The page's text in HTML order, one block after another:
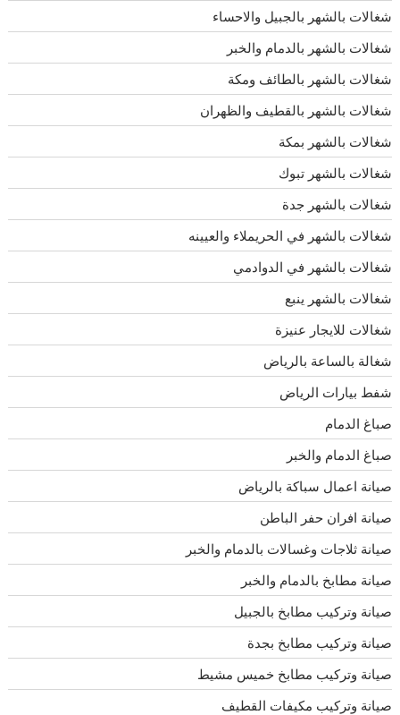
شغالات بالشهر بالجبيل والاحساء
شغالات بالشهر بالدمام والخبر
شغالات بالشهر بالطائف ومكة
شغالات بالشهر بالقطيف والظهران
شغالات بالشهر بمكة
شغالات بالشهر تبوك
شغالات بالشهر جدة
شغالات بالشهر في الحريملاء والعيينه
شغالات بالشهر في الدوادمي
شغالات بالشهر ينبع
شغالات للايجار عنيزة
شغالة بالساعة بالرياض
شفط بيارات الرياض
صباغ الدمام
صباغ الدمام والخبر
صيانة اعمال سباكة بالرياض
صيانة افران حفر الباطن
صيانة ثلاجات وغسالات بالدمام والخبر
صيانة مطابخ بالدمام والخبر
صيانة وتركيب مطابخ بالجبيل
صيانة وتركيب مطابخ بجدة
صيانة وتركيب مطابخ خميس مشيط
صيانة وتركيب مكيفات القطيف